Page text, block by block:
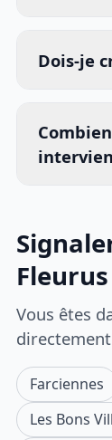
Dois-je
Fleurus
Vous êtes
Farciennes
Les Bons